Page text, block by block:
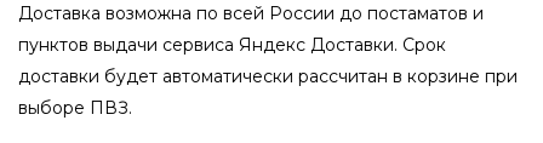
Доставка возможна по всей России до постаматов и
пунктов выдачи сервиса Яндекс Доставки. Срок
доставки будет автоматически рассчитан в корзине при
выборе ПВЗ.